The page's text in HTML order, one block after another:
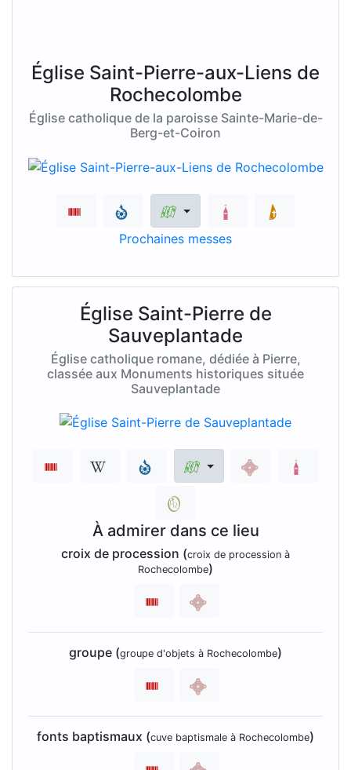
Église Saint-Pierre-aux-Liens de
Rochecolombe
Église catholique de la paroisse Sainte-Marie-de-
Berg-et-Coiron
Prochaines messes
Église Saint-Pierre de
Sauveplantade
Église catholique romane, dédiée à Pierre,
classée aux Monuments historiques située
Sauveplantade
À admirer dans ce lieu
croix de procession (croix de procession à
Rochecolombe)
groupe (groupe d'objets à Rochecolombe)
fonts baptismaux (cuve baptismale à Rochecolombe)